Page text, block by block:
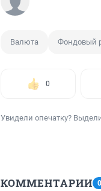
Валюта Фондовый
0
Увидели опечатку?
КОММЕНТАРИИ 0